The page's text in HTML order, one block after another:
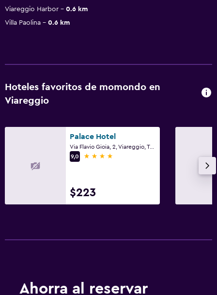
Viareggio Harbor
0.6 km
Villa Paolina
0.6 km
Hoteles favoritos de momondo en
Viareggio
Palace Hotel
Via Flavio Gioia, 2, Viareggio, Toscana
9,0
4 estrellas
$223
Ahorra al reservar